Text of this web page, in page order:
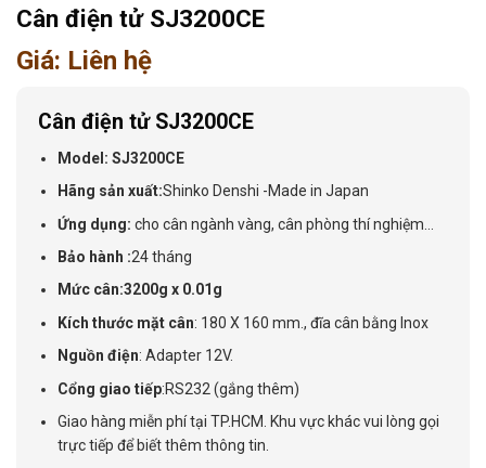
Cân điện tử SJ3200CE
Giá: Liên hệ
Cân điện tử SJ3200CE
Model: SJ3200CE
Hãng sản xuất:Shinko Denshi -Made in Japan
Ứng dụng: cho cân ngành vàng, cân phòng thí nghiệm…
Bảo hành :24 tháng
Mức cân:3200g x 0.01g
Kích thước mặt cân: 180 X 160 mm., đĩa cân bằng Inox
Nguồn điện: Adapter 12V.
Cổng giao tiếp:RS232 (gắng thêm)
Giao hàng miễn phí tại TP.HCM. Khu vực khác vui lòng gọi
trực tiếp để biết thêm thông tin.